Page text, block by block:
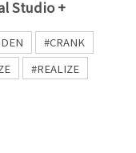
Studio +
#CRANK
#REALIZE